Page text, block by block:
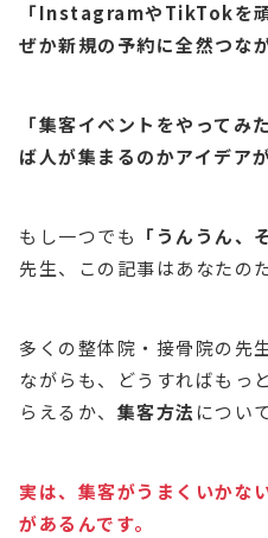
「InstagramやTikTokを
ぜか新規の予約に全然つな
「集客イベントをやってみ
ば人が集まるのかアイデア
もし一つでも 「うんうん、
先生、この記事はあなたの
多くの整体院・接骨院の先
ながらも、どうすればもっ
らえるか、 集客方法 につい
実は、集客がうまくいかな
があるんです。